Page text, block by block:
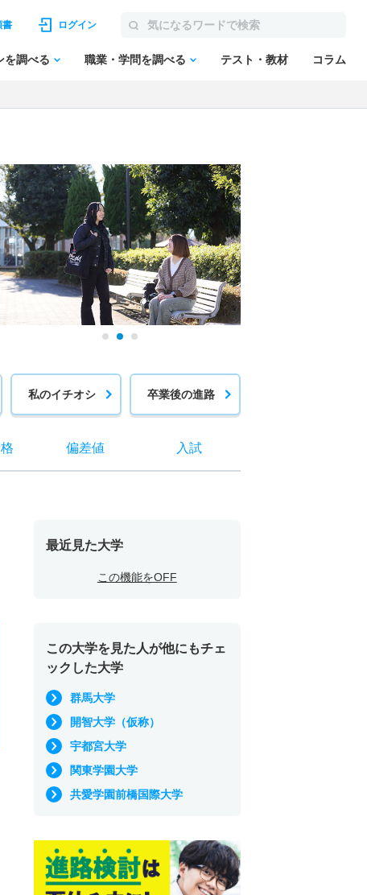
書 ログイン
を調べる 職業・学問を調べる テスト・教材 コラム
私のイチオシ 卒業後の進路
偏差値 入試
最近見た大学
この機能をOFF
この大学を見た人が他にもチェ
ックした大学
群馬大学
開智大学（仮称）
宇都宮大学
関東学園大学
共愛学園前橋国際大学